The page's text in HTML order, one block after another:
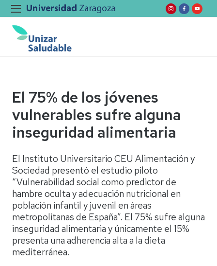
El 75% de los jóvenes
vulnerables sufre alguna
inseguridad alimentaria
El Instituto Universitario CEU Alimentación y
Sociedad presentó el estudio piloto
“Vulnerabilidad social como predictor de
hambre oculta y adecuación nutricional en
población infantil y juvenil en áreas
metropolitanas de España”. El 75% sufre alguna
inseguridad alimentaria y únicamente el 15%
presenta una adherencia alta a la dieta
mediterránea.